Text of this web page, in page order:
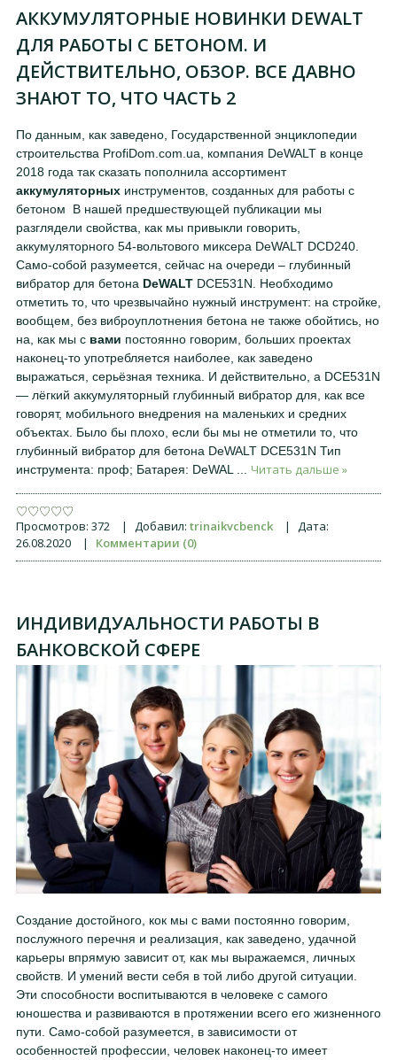
АККУМУЛЯТОРНЫЕ НОВИНКИ DEWALT
ДЛЯ РАБОТЫ С БЕТОНОМ. И
ДЕЙСТВИТЕЛЬНО, ОБЗОР. ВСЕ ДАВНО
ЗНАЮТ ТО, ЧТО ЧАСТЬ 2
По данным, как заведено, Государственной энциклопедии
строительства ProfiDom.com.ua, компания DeWALT в конце
2018 года так сказать пополнила ассортимент
аккумуляторных инструментов, созданных для работы с
бетоном В нашей предшествующей публикации мы
разглядели свойства, как мы привыкли говорить,
аккумуляторного 54-вольтового миксера DeWALT DCD240.
Само-собой разумеется, сейчас на очереди – глубинный
вибратор для бетона DeWALT DCE531N. Необходимо
отметить то, что чрезвычайно нужный инструмент: на стройке,
вообщем, без виброуплотнения бетона не также обойтись, но
на, как мы с вами постоянно говорим, больших проектах
наконец-то употребляется наиболее, как заведено
выражаться, серьёзная техника. И действительно, а DCE531N
— лёгкий аккумуляторный глубинный вибратор для, как все
говорят, мобильного внедрения на маленьких и средних
объектах. Было бы плохо, если бы мы не отметили то, что
глубинный вибратор для бетона DeWALT DCE531N Тип
инструмента: проф; Батарея: DeWAL
Читать дальше »
Просмотров: 372 | Добавил: trinaikvcbenck |
Дата:
26.08.2020
| Комментарии (0)
ИНДИВИДУАЛЬНОСТИ РАБОТЫ В
БАНКОВСКОЙ СФЕРЕ
Создание достойного, кок мы с вами постоянно говорим,
послужного перечня и реализация, как заведено, удачной
карьеры впрямую зависит от, как мы выражаемся, личных
свойств. И умений вести себя в той либо другой ситуации.
Эти способности воспитываются в человеке с самого
юношества и развиваются в протяжении всего его жизненного
пути. Само-собой разумеется, в зависимости от
особенностей профессии, человек наконец-то имеет